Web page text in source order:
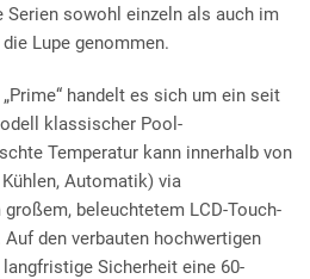
Serien sowohl einzeln als auch im
Lupe genommen.
handelt es sich um ein seit
klassischer Pool-
Temperatur kann innerhalb von
Automatik) via
beleuchtetem LCD-Touch-
den verbauten hochwertigen
Sicherheit eine 60-